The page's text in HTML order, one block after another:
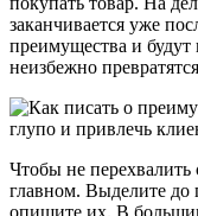
заканчивается уже
преимущества и будут
неизбежно
Чтобы не перехвалить
главном. Выделите до
опишите их. В